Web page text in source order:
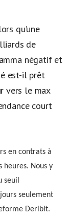
qu’une
de
négatif et
est-il prêt
vers le max
court
en contrats à
heures. Nous y
seuil
seulement
Deribit.